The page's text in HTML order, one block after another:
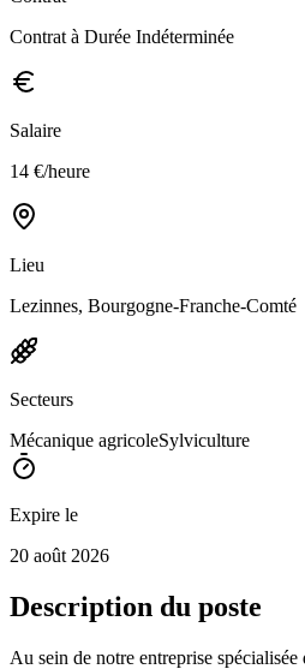
Contrat à Durée Indéterminée
Salaire
14 €/heure
Lieu
Lezinnes, Bourgogne-Franche-Comté
Secteurs
Mécanique agricoleSylviculture
Expire le
20 août 2026
Description du poste
Au sein de notre entreprise